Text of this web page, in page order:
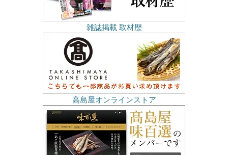
雑誌掲載 取材歴
高島屋オンラインストア